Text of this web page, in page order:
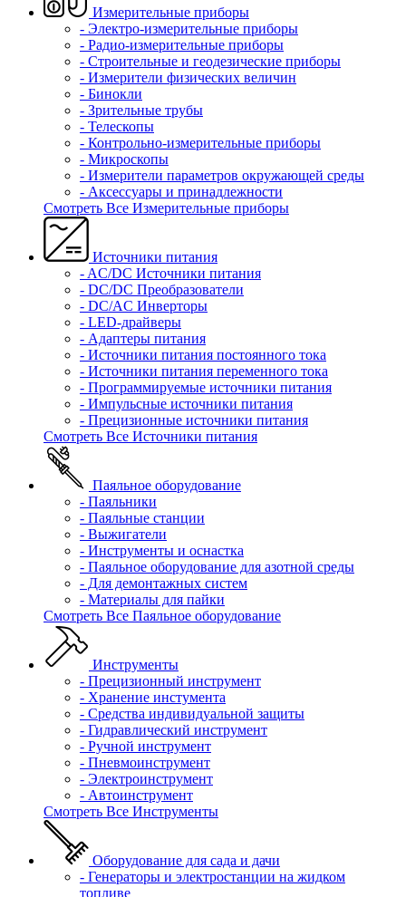
Измерительные приборы
- Электро-измерительные приборы
- Радио-измерительные приборы
- Строительные и геодезические приборы
- Измерители физических величин
- Бинокли
- Зрительные трубы
- Телескопы
- Контрольно-измерительные приборы
- Микроскопы
- Измерители параметров окружающей среды
- Аксессуары и принадлежности
Смотреть Все Измерительные приборы
Источники питания
- AC/DC Источники питания
- DC/DC Преобразователи
- DC/AC Инверторы
- LED-драйверы
- Адаптеры питания
- Источники питания постоянного тока
- Источники питания переменного тока
- Программируемые источники питания
- Импульсные источники питания
- Прецизионные источники питания
Смотреть Все Источники питания
Паяльное оборудование
- Паяльники
- Паяльные станции
- Выжигатели
- Инструменты и оснастка
- Паяльное оборудование для азотной среды
- Для демонтажных систем
- Материалы для пайки
Смотреть Все Паяльное оборудование
Инструменты
- Прецизионный инструмент
- Хранение инстумента
- Средства индивидуальной защиты
- Гидравлический инструмент
- Ручной инструмент
- Пневмоинструмент
- Электроинструмент
- Автоинструмент
Смотреть Все Инструменты
Оборудование для сада и дачи
- Генераторы и электростанции на жидком
топливе